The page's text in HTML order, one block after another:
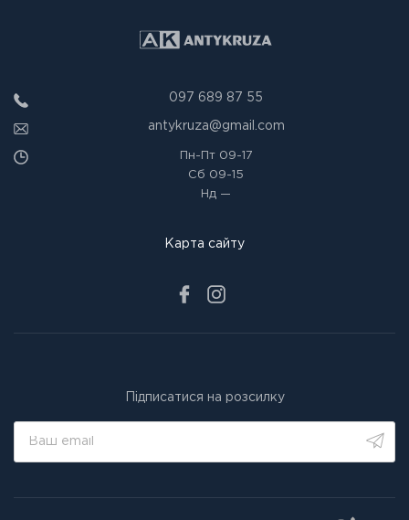
097 689 87 55
antykruza@gmail.com
Пн-Пт09-17
Сб 09-15
Нд —
Карта сайту
Підписатися на розсилку